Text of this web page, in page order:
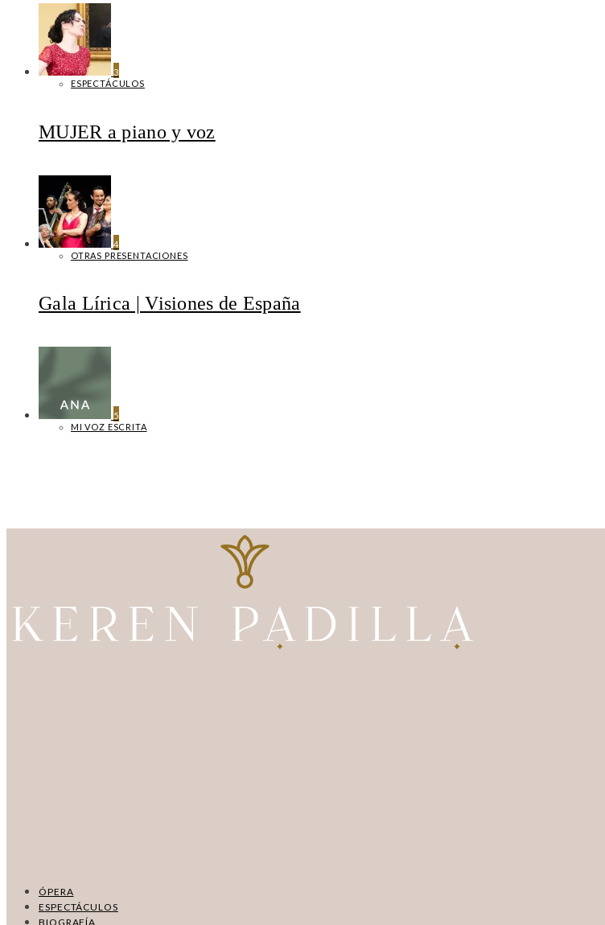
3
ESPECTÁCULOS
MUJER a piano y voz
4
OTRAS PRESENTACIONES
Gala Lírica | Visiones de España
5
MI VOZ ESCRITA
ÓPERA
ESPECTÁCULOS
BIOGRAFÍA